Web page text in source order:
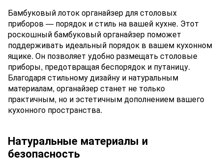
Бамбуковый лоток органайзер для столовых
приборов — порядок и стиль на вашей кухне. Этот
роскошный бамбуковый органайзер поможет
поддерживать идеальный порядок в вашем кухонном
ящике. Он позволяет удобно размещать столовые
приборы, предотвращая беспорядок и путаницу.
Благодаря стильному дизайну и натуральным
материалам, органайзер станет не только
практичным, но и эстетичным дополнением вашего
кухонного пространства.
Натуральные материалы и
безопасность